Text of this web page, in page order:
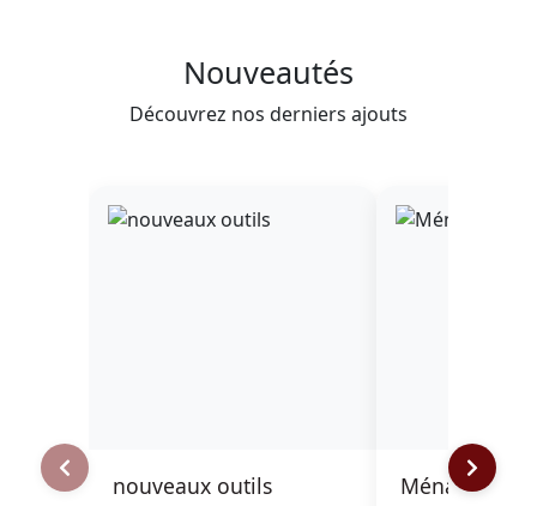
Nouveautés
Découvrez nos derniers ajouts
nouveaux outils Ménage à